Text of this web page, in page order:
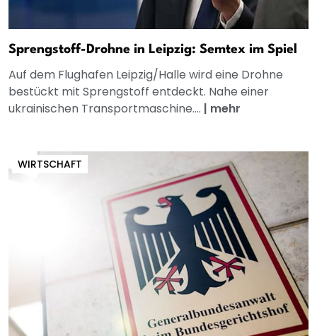
Sprengstoff-Drohne in Leipzig: Semtex im Spiel
Auf dem Flughafen Leipzig/Halle wird eine Drohne
bestückt mit Sprengstoff entdeckt. Nahe einer
ukrainischen Transportmaschine.... | mehr
WIRTSCHAFT